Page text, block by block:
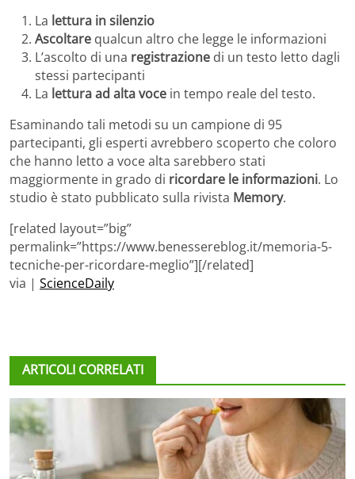
La lettura in silenzio
Ascoltare qualcun altro che legge le informazioni
L’ascolto di una registrazione di un testo letto dagli
stessi partecipanti
La lettura ad alta voce in tempo reale del testo.
Esaminando tali metodi su un campione di 95
partecipanti, gli esperti avrebbero scoperto che coloro
che hanno letto a voce alta sarebbero stati
maggiormente in grado di ricordare le informazioni. Lo
studio è stato pubblicato sulla rivista Memory.
[related layout=”big”
permalink=”https://www.benessereblog.it/memoria-5-
tecniche-per-ricordare-meglio”][/related]
via | ScienceDaily
ARTICOLI CORRELATI